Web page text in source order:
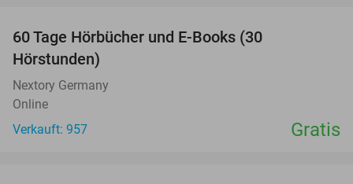
60 Tage Hörbücher und E-Books (30
Hörstunden)
Nextory Germany
Online
Verkauft: 957
Gratis